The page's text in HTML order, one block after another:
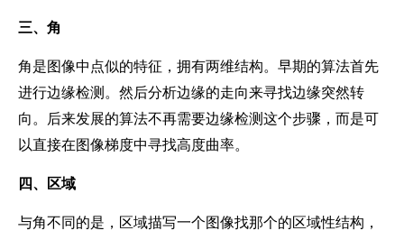
三、 角
角是图像中点似的特征，拥有两维结构。早期的算法首先
进行边缘检测。然后分析边缘的走向来寻找边缘突然转
向。后来发展的算法不再需要边缘检测这个步骤，而是可
以直接在图像梯度中寻找高度曲率。
四、 区域
与角不同的是，区域描写一个图像找那个的区域性结构，